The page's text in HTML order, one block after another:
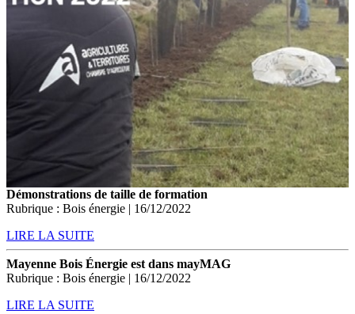
Démonstrations de taille de formation
Rubrique : Bois énergie | 16/12/2022
LIRE LA SUITE
Mayenne Bois Énergie est dans mayMAG
Rubrique : Bois énergie | 16/12/2022
LIRE LA SUITE